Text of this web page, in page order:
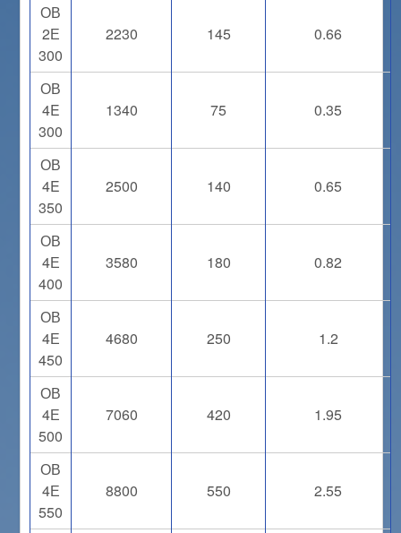
ОВ
2Е
300
2230 145 0.66
ОВ
4E
300
1340 75 0.35
ОВ
4E
350
2500 140 0.65
ОВ
4Е
400
3580 180 0.82
ОВ
4Е
450
4680 250 1.2
ОВ
4Е
500
7060 420 1.95
ОВ
4Е
550
8800 550 2.55